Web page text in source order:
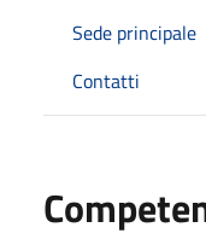
Sede principale
Contatti